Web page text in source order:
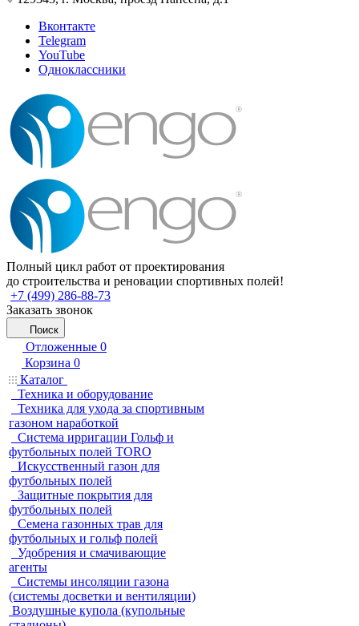
Вконтакте
Telegram
YouTube
Одноклассники
Полный цикл работ от проектирования
до строительства и реновации спортивных полей!
+7 (499) 286-88-73
Заказать звонок
Поиск
Отложенные 0
Корзина 0
Каталог
Техника и оборудование
Техника для ухода за спортивным
газоном наработкой
Система ирригации Гольф и
футбольных полей TORO
Искусственный газон для
футбольных полей
Защитные покрытия для
футбольных полей
Семена газонных трав для
футбольных и гольф полей
Удобрения и смачивающие
агенты
Системы инсоляции газона
(системы досветки и вентиляции)
Воздушные купола (купольные